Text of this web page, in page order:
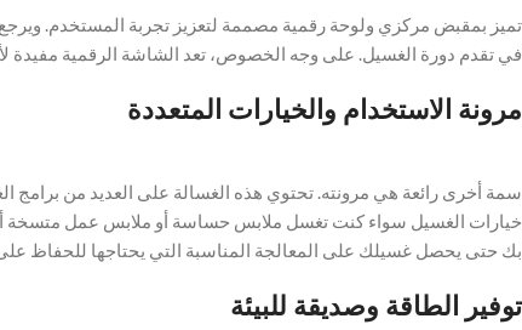
تميز بمقبض مركزي ولوحة رقمية مصممة لتعزيز تجربة المستخدم.
في تقدم دورة الغسيل. على وجه الخصوص، تعد الشاشة الرقمية مفيدة
مرونة الاستخدام والخيارات المتعددة
سمة أخرى رائعة هي مرونته. تحتوي هذه الغسالة على العديد من برامج
خيارات الغسيل سواء كنت تغسل ملابس حساسة أو ملابس عمل متسخة أو
بك حتى يحصل غسيلك على المعالجة المناسبة التي يحتاجها للحفاظ
توفير الطاقة وصديقة للبيئة